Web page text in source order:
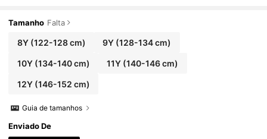
Tamanho Falta
8Y(122-128 cm) 9Y (128-134 cm)
10Y(134-140 cm) 11Y (140-146 cm)
12Y(146-152 cm)
Guia de tamanhos
Enviado De